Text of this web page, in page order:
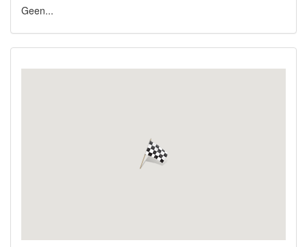
Geen...